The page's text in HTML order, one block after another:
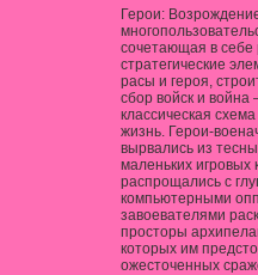
Герои:
сочетающая в себе
стратегические
расы и героя,
сбор войск и
классическая
жизнь. Герои-
вырвались из
маленьких игровых
распрощались с
компьютерными
завоевателями
просторы
которых им
ожесточенных